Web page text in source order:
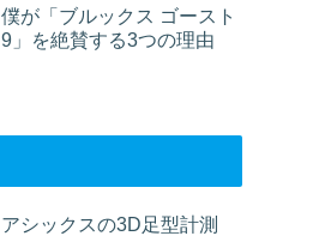
僕が「ブルックス ゴースト
9」を絶賛する3つの理由
アシックスの3D足型計測